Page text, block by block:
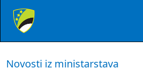
Novosti iz ministarstava